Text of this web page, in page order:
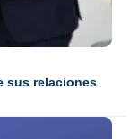
sus relaciones